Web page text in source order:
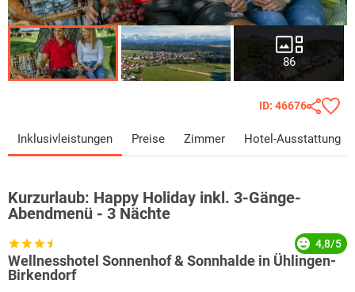
86
ID: 46676
Inklusivleistungen Preise Zimmer Hotel-Ausstattung
Kurzurlaub: Happy Holiday inkl. 3-Gänge-
Abendmenü - 3 Nächte
Wellnesshotel Sonnenhof & Sonnhalde in Ühlingen-
Birkendorf
4,8/5